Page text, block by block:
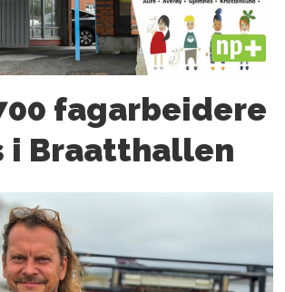
PLUS
fagarbeidere
i Braatthallen